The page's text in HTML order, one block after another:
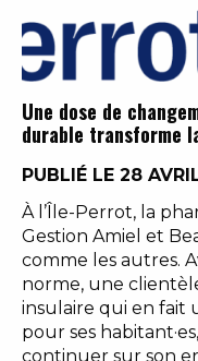
Une dose de
durable transforme
PUBLIÉ LE 28
À l’Île-Perrot, la
Gestion Amiel et
comme les autres.
norme, une
insulaire qui en fait
pour ses
continuer sur son